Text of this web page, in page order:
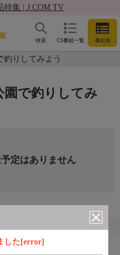
特集 | J:COM TV
CS番組一覧 番組表
検索
釣りしてみよう
した[error]
園で釣りしてみ
定はありません